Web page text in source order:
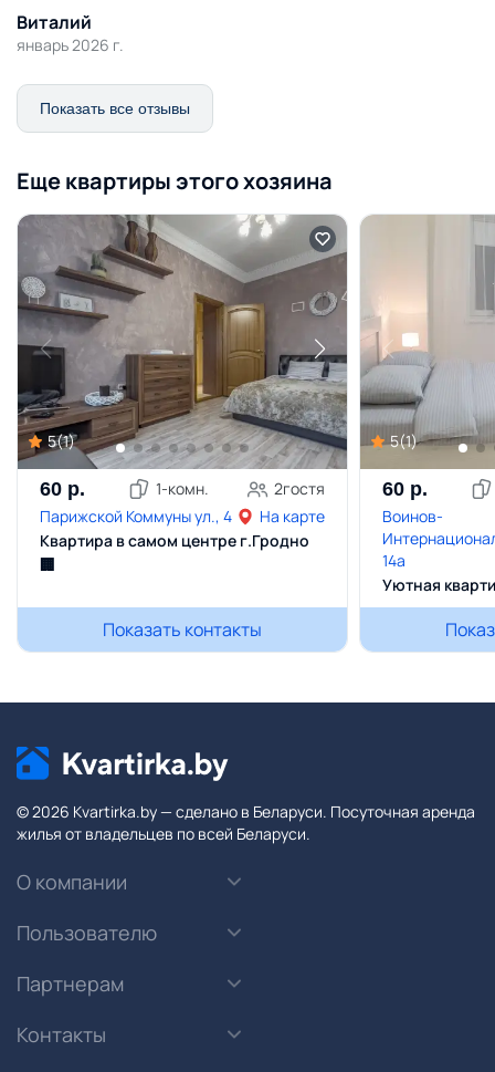
Виталий
январь 2026 г.
Показать все отзывы
Еще квартиры этого хозяина
5(1)
60 р. 1-комн. 2гостя
Парижской Коммуны ул., 4
На карте
Квартира в самом центре г.Гродно
🏢
Показать контакты
5(1)
60 р.
Воинов-
14а
Уютная
© 2026 Kvartirka.by — сделано в Беларуси. Посуточная аренда
жилья от владельцев по всей Беларуси.
О компании
Пользователю
Партнерам
Контакты